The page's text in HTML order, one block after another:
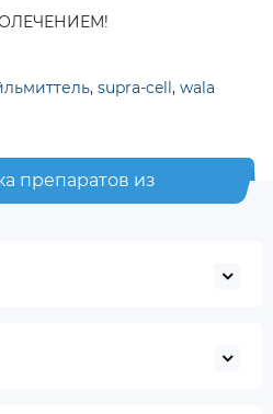
, supra-cell, wala
препаратов из